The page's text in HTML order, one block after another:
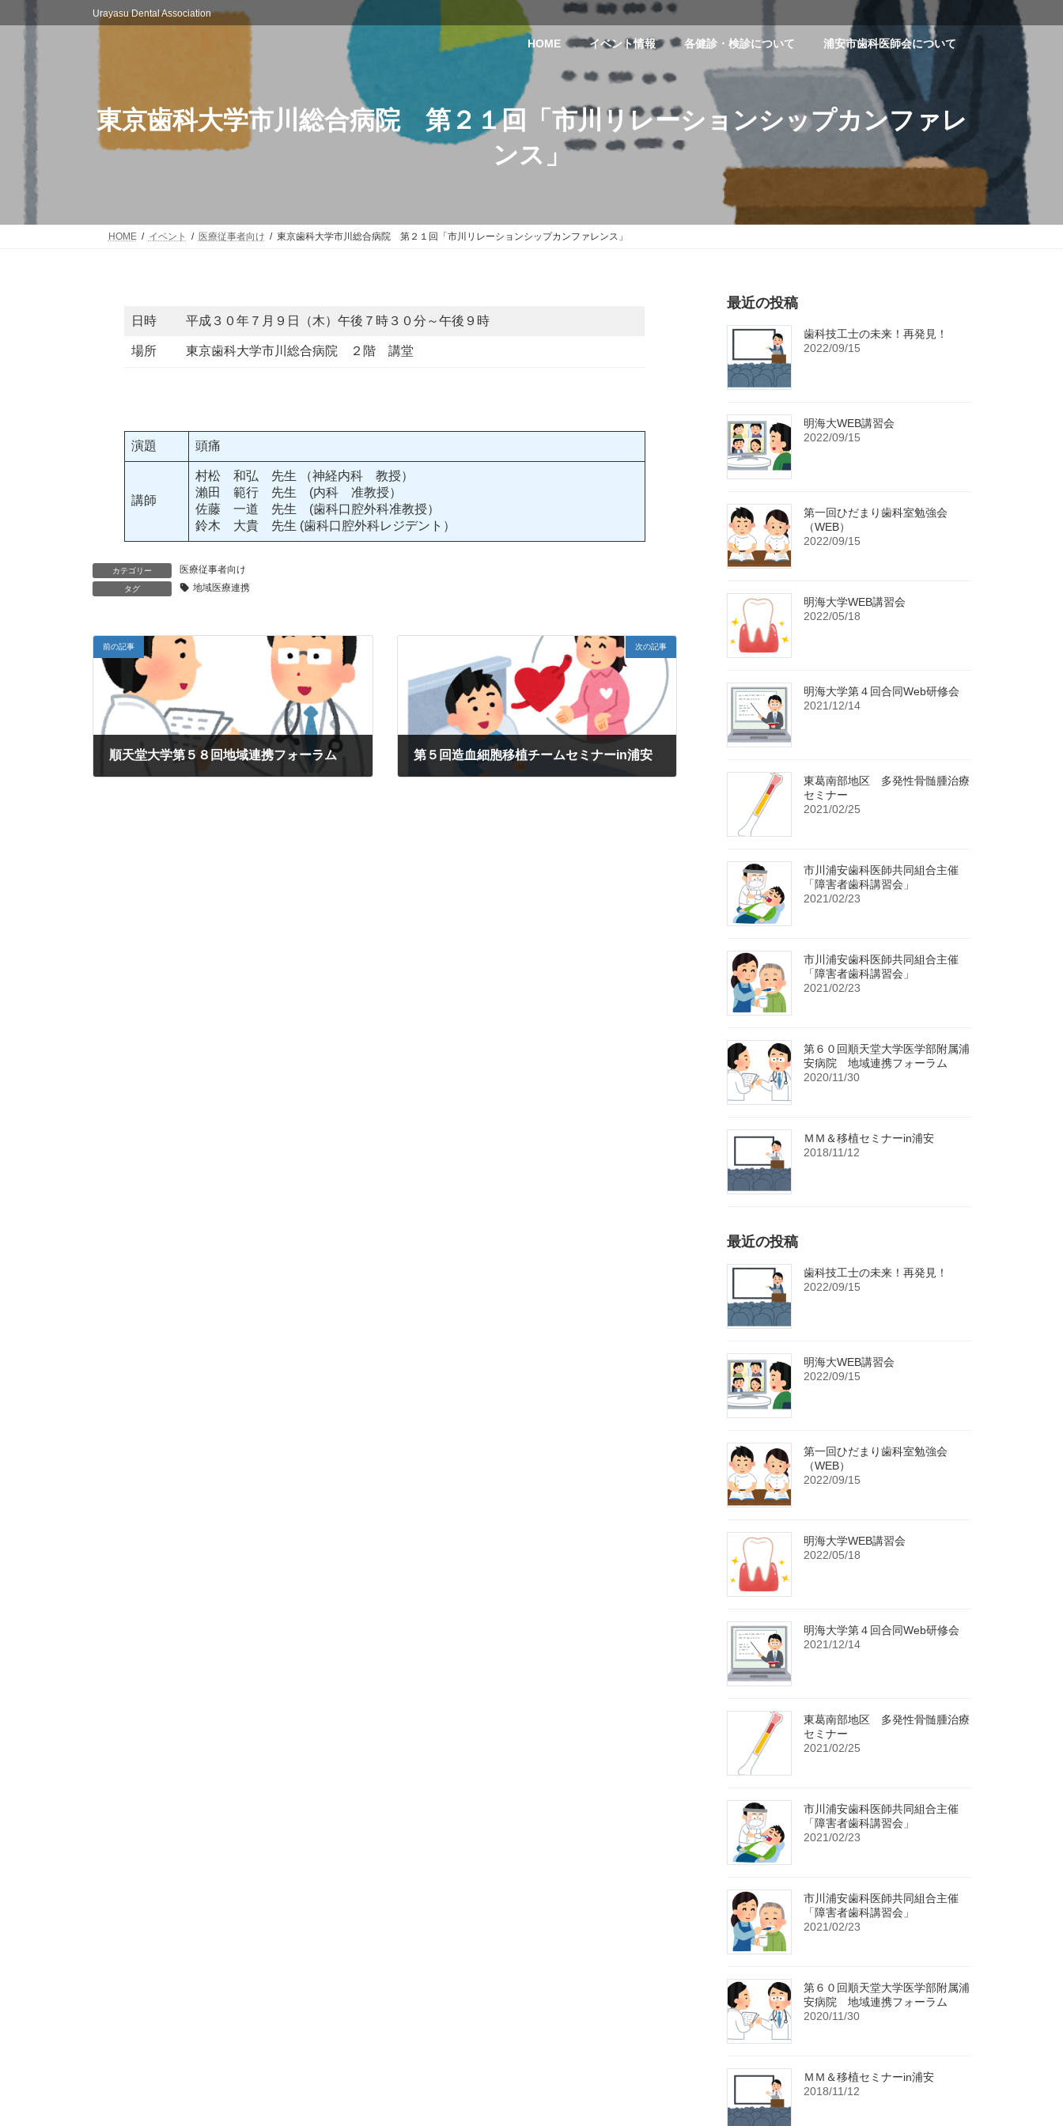
ン
ビ
Urayasu Dental Association
HOME イベント情報 各健診・検診について 浦安市歯科医師会について
東京歯科大学市川総合病院 第２１回「市川リレーションシップカンファレ
ンス」
HOME イベント 医療従事者向け 東京歯科大学市川総合病院 第２１回「市川リレーションシップカンファレンス」
日時 平成３０年７月９日（木）午後７時３０分～午後９時
場所 東京歯科大学市川総合病院 ２階 講堂
演題 頭痛
講師
村松 和弘 先生 （神経内科 教授）
瀨田 範行 先生 (内科 准教授）
佐藤 一道 先生 (歯科口腔外科准教授）
鈴木 大貴 先生 (歯科口腔外科レジデント）
カテゴリー 医療従事者向け
タグ 地域医療連携
前の記事
順天堂大学第５８回地域連携フォーラム
次の記事
第５回造血細胞移植チームセミナーin浦安
最近の投稿
歯科技工士の未来！再発見！
2022/09/15
明海大WEB講習会
2022/09/15
第一回ひだまり歯科室勉強会
（WEB）
2022/09/15
明海大学WEB講習会
2022/05/18
明海大学第４回合同Web研修会
2021/12/14
東葛南部地区 多発性骨髄腫治療
セミナー
2021/02/25
市川浦安歯科医師共同組合主催
「障害者歯科講習会」
2021/02/23
市川浦安歯科医師共同組合主催
「障害者歯科講習会」
2021/02/23
第６０回順天堂大学医学部附属浦
安病院 地域連携フォーラム
2020/11/30
ＭＭ＆移植セミナーin浦安
2018/11/12
最近の投稿
歯科技工士の未来！再発見！
2022/09/15
明海大WEB講習会
2022/09/15
第一回ひだまり歯科室勉強会
（WEB）
2022/09/15
明海大学WEB講習会
2022/05/18
明海大学第４回合同Web研修会
2021/12/14
東葛南部地区 多発性骨髄腫治療
セミナー
2021/02/25
市川浦安歯科医師共同組合主催
「障害者歯科講習会」
2021/02/23
市川浦安歯科医師共同組合主催
「障害者歯科講習会」
2021/02/23
第６０回順天堂大学医学部附属浦
安病院 地域連携フォーラム
2020/11/30
ＭＭ＆移植セミナーin浦安
2018/11/12